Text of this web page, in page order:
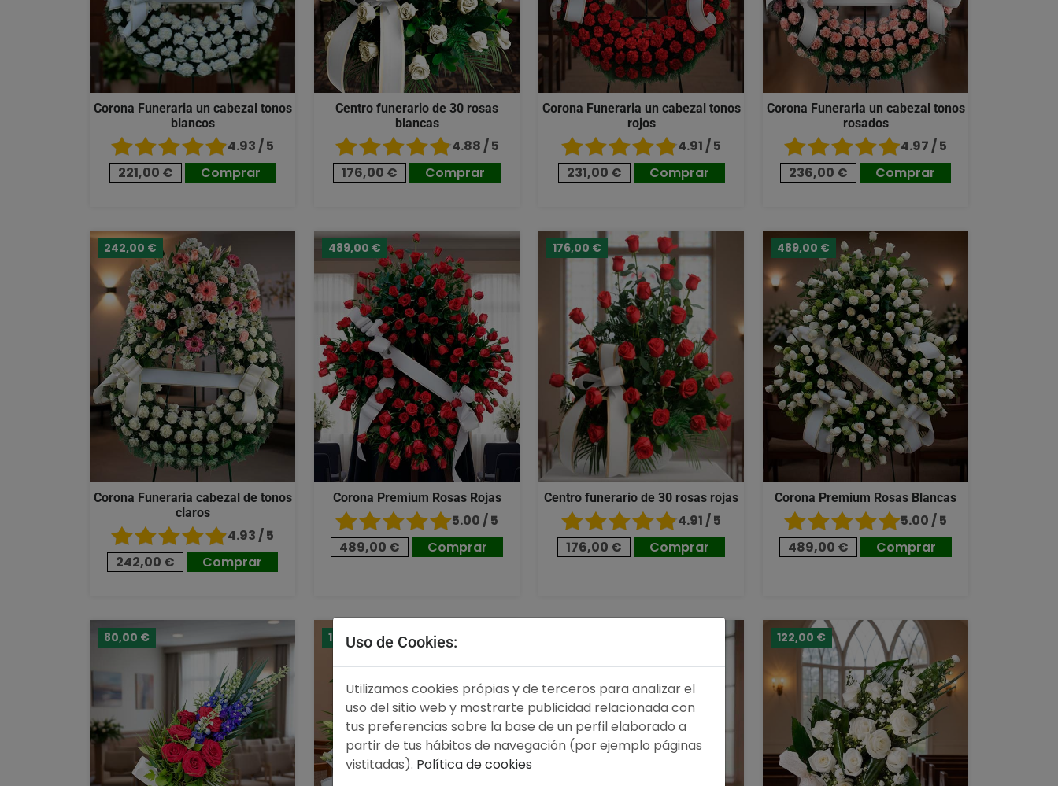
Corona Funeraria un cabezal tonos
blancos
4.93 / 5
221,00 €
Comprar
Centro funerario de 30 rosas
blancas
4.88 / 5
176,00 €
Comprar
Corona Funeraria un cabezal tonos
rojos
4.91 / 5
231,00 €
Comprar
Corona Funeraria un cabezal tonos
rosados
4.97 / 5
236,00 €
Comprar
242,00 €
Corona Funeraria cabezal de tonos
claros
4.93 / 5
242,00 €
Comprar
489,00 €
Corona Premium Rosas Rojas
5.00 / 5
489,00 €
Comprar
176,00 €
Centro funerario de 30 rosas rojas
4.91 / 5
176,00 €
Comprar
489,00 €
Corona Premium Rosas Blancas
5.00 / 5
489,00 €
Comprar
80,00 € 124,00 € 122,00 €
Uso de Cookies:
Utilizamos cookies própias y de terceros para analizar el
uso del sitio web y mostrarte publicidad relacionada con
tus preferencias sobre la base de un perfil elaborado a
partir de tus hábitos de navegación (por ejemplo páginas
vistitadas). Política de cookies